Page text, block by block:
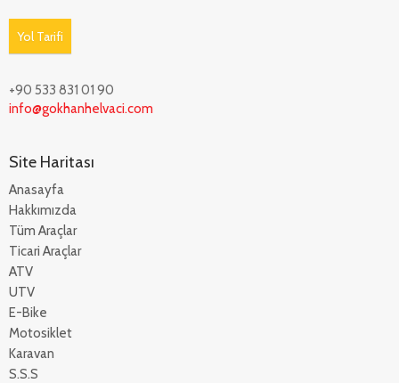
Yol Tarifi
+90 533 831 01 90
info@gokhanhelvaci.com
Site Haritası
Anasayfa
Hakkımızda
Tüm Araçlar
Ticari Araçlar
ATV
UTV
E-Bike
Motosiklet
Karavan
S.S.S